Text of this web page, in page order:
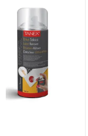
900 TL Üzeri Kargo Ücretsiz